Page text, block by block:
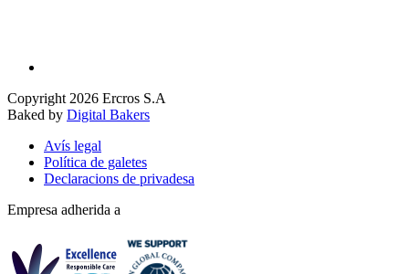
Copyright 2026 Ercros S.A
Baked by Digital Bakers
Avís legal
Política de galetes
Declaracions de privadesa
Empresa adherida a